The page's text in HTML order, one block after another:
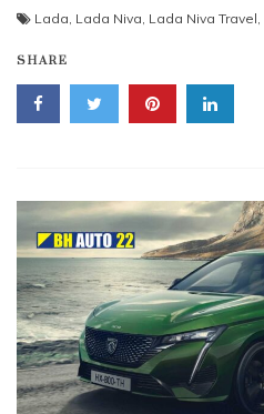
Lada, Lada Niva, Lada Niva Travel,
SHARE